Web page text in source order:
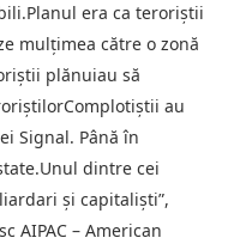
era ca teroriștii
mulțimea către o zonă
plănuiau să
au
Signal. Până în
dintre cei
și capitaliști”,
AIPAC – American